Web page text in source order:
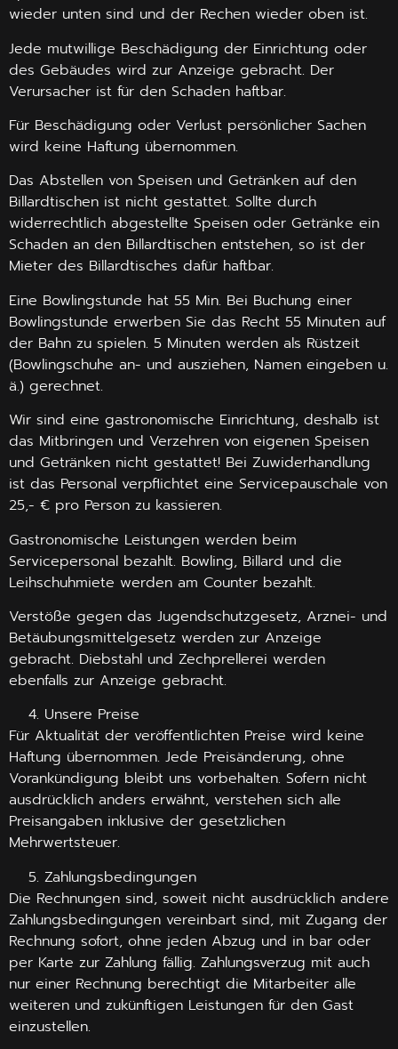
wieder unten sind und der Rechen wieder oben ist.
Jede mutwillige Beschädigung der Einrichtung oder
des Gebäudes wird zur Anzeige gebracht. Der
Verursacher ist für den Schaden haftbar.
Für Beschädigung oder Verlust persönlicher Sachen
wird keine Haftung übernommen.
Das Abstellen von Speisen und Getränken auf den
Billardtischen ist nicht gestattet. Sollte durch
widerrechtlich abgestellte Speisen oder Getränke ein
Schaden an den Billardtischen entstehen, so ist der
Mieter des Billardtisches dafür haftbar.
Eine Bowlingstunde hat 55 Min. Bei Buchung einer
Bowlingstunde erwerben Sie das Recht 55 Minuten auf
der Bahn zu spielen. 5 Minuten werden als Rüstzeit
(Bowlingschuhe an- und ausziehen, Namen eingeben u.
ä.) gerechnet.
Wir sind eine gastronomische Einrichtung, deshalb ist
das Mitbringen und Verzehren von eigenen Speisen
und Getränken nicht gestattet! Bei Zuwiderhandlung
ist das Personal verpflichtet eine Servicepauschale von
25,- € pro Person zu kassieren.
Gastronomische Leistungen werden beim
Servicepersonal bezahlt. Bowling, Billard und die
Leihschuhmiete werden am Counter bezahlt.
Verstöße gegen das Jugendschutzgesetz, Arznei- und
Betäubungsmittelgesetz werden zur Anzeige
gebracht. Diebstahl und Zechprellerei werden
ebenfalls zur Anzeige gebracht.
Unsere Preise
Für Aktualität der veröffentlichten Preise wird keine
Haftung übernommen. Jede Preisänderung, ohne
Vorankündigung bleibt uns vorbehalten. Sofern nicht
ausdrücklich anders erwähnt, verstehen sich alle
Preisangaben inklusive der gesetzlichen
Mehrwertsteuer.
Zahlungsbedingungen
Die Rechnungen sind, soweit nicht ausdrücklich andere
Zahlungsbedingungen vereinbart sind, mit Zugang der
Rechnung sofort, ohne jeden Abzug und in bar oder
per Karte zur Zahlung fällig. Zahlungsverzug mit auch
nur einer Rechnung berechtigt die Mitarbeiter alle
weiteren und zukünftigen Leistungen für den Gast
einzustellen.